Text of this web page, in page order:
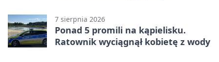
7 sierpnia 2026
Ponad 5 promili na kąpielisku.
Ratownik wyciągnął kobietę z wody